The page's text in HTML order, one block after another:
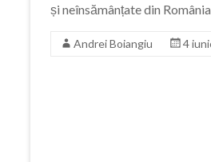
și neînsămânțate din
Andrei Boiangiu 4